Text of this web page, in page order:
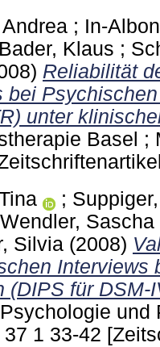
; In-
Bader, Klaus ;
Reliabilität
bei
unter
Basel
;
Wendler, Sascha
Silvia (2008)
Interviews
(DIPS für DSM-
und
37 1 33-42